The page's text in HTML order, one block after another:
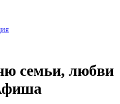
семьи, любви